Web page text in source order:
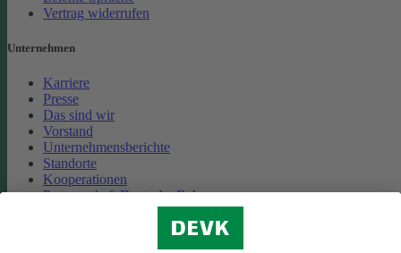
Vertrag widerrufen
Unternehmen
Karriere
Presse
Das sind wir
Vorstand
Unternehmensberichte
Standorte
Kooperationen
Partnerschaft Deutsche Bahn